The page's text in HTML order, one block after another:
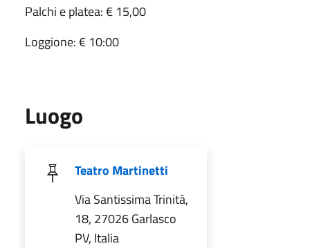
Palchi e platea: € 15,00
Loggione: € 10:00
Luogo
Teatro Martinetti
Via Santissima Trinità,
18, 27026 Garlasco
PV, Italia